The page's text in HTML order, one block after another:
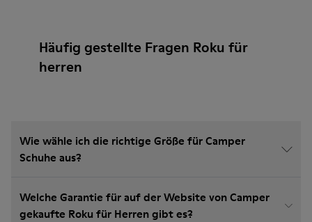
Häufig gestellte Fragen Roku für
herren
Wie wähle ich die richtige Größe für Camper
Schuhe aus?
Welche Garantie für auf der Website von Camper
gekaufte Roku für Herren gibt es?